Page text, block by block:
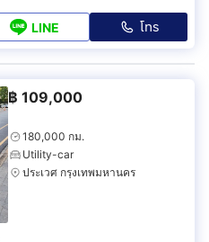
LINE โทร
฿ 109,000
180,000 กม.
Utility-car
ประเวศ กรุงเทพมหานคร